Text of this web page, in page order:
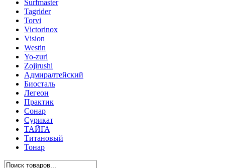
Surfmaster
Tagrider
Torvi
Victorinox
Vision
Westin
Yo-zuri
Zojirushi
Адмиралтейский
Биосталь
Легеон
Практик
Сонар
Сурикат
ТАЙГА
Титановый
Тонар